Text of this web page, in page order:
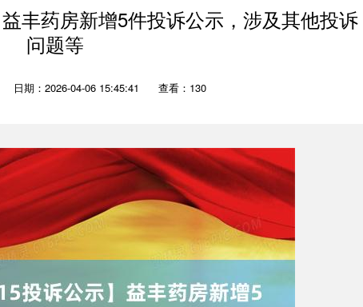
丰药房新增5件投诉公示，涉及其他投诉
问题等
日期：2026-04-06 15:45:41 查看：130